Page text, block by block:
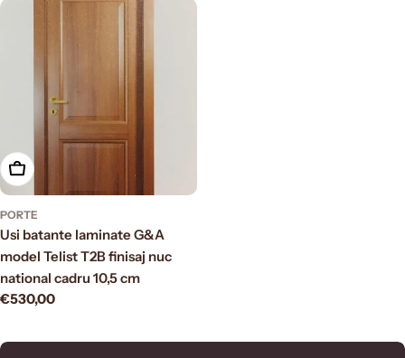
Aggiungi al carrello
PORTE
Usi batante laminate G&A
model Telist T2B finisaj nuc
national cadru 10,5 cm
Prezzo
€530,00